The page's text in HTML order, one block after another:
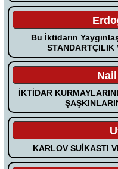
Bu İktidarın
STANDARTÇILIK
İKTİDAR
KARLOV SUİKASTI